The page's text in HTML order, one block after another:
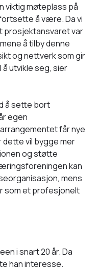
viktig møteplass på
å være. Da vi
prosjektansvaret var
å tilby denne
og nettverk som gir
utvikle seg, sier
å sette bort
egen
får nye
dette vil bygge mer
og støtte
kan
mens
som et profesjonelt
i snart 20 år. Da
han interesse.